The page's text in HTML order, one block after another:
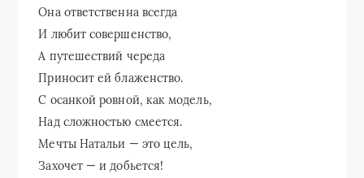
Она ответственна всегда
И любит совершенство,
А путешествий череда
Приносит ей блаженство.
С осанкой ровной, как модель,
Над сложностью смеется.
Мечты Натальи — это цель,
Захочет — и добьется!